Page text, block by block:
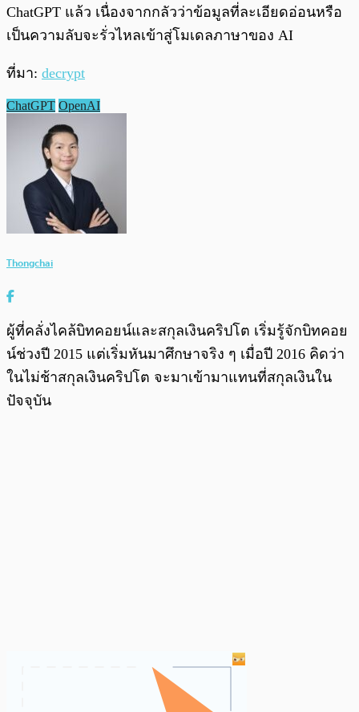
ChatGPT แล้ว เนื่องจากกลัวว่าข้อมูลที่ละเอียดอ่อนหรือ
เป็นความลับจะรั่วไหลเข้าสู่โมเดลภาษาของ AI
ที่มา: decrypt
ChatGPT OpenAI
Thongchai
ผู้ที่คลั่งไคล้บิทคอยน์และสกุลเงินคริปโต เริ่มรู้จักบิทคอย
น์ช่วงปี 2015 แต่เริ่มหันมาศึกษาจริง ๆ เมื่อปี 2016 คิดว่า
ในไม่ช้าสกุลเงินคริปโต จะมาเข้ามาแทนที่สกุลเงินใน
ปัจจุบัน